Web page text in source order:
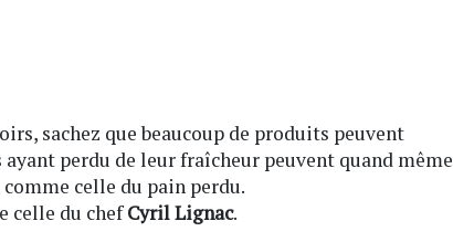
sachez que beaucoup de produits peuvent
perdu de leur fraîcheur peuvent quand même
celle du pain perdu.
celle du chefCyril Lignac.